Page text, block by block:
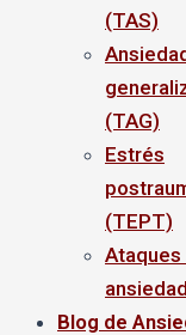
(TAS)
(TAG)
Estrés
(TEPT)
Ataques
ansiedad
Blog de